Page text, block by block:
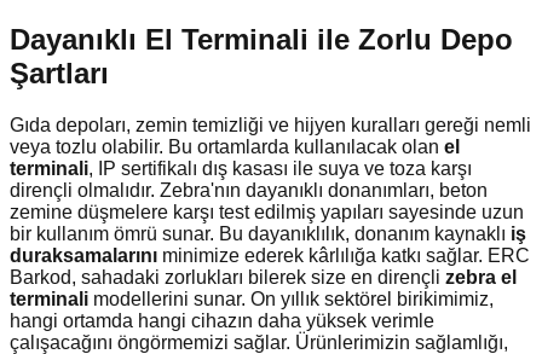
Dayanıklı El Terminali ile Zorlu Depo
Şartları
Gıda depoları, zemin temizliği ve hijyen kuralları gereği nemli
veya tozlu olabilir. Bu ortamlarda kullanılacak olan el
terminali, IP sertifikalı dış kasası ile suya ve toza karşı
dirençli olmalıdır. Zebra'nın dayanıklı donanımları, beton
zemine düşmelere karşı test edilmiş yapıları sayesinde uzun
bir kullanım ömrü sunar. Bu dayanıklılık, donanım kaynaklı iş
duraksamalarını minimize ederek kârlılığa katkı sağlar. ERC
Barkod, sahadaki zorlukları bilerek size en dirençli zebra el
terminali modellerini sunar. On yıllık sektörel birikimimiz,
hangi ortamda hangi cihazın daha yüksek verimle
çalışacağını öngörmemizi sağlar. Ürünlerimizin sağlamlığı,